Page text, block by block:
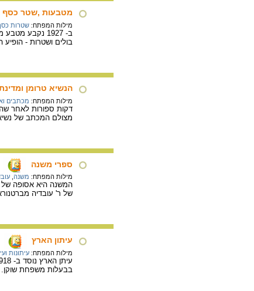
מטבעות ,שטר כסף
מילות המפתח: שטרות
ב- 1927 נקבע
בולים ושטרות -
הנשיא טרומן
מילות המפתח: מכתבים
דקות ספורות לאחר
מצולם המכתב של נשיא ארה"ב הארי טרומן
ספרי משנה
מילות המפתח: משנה
המשנה היא אסופה של
של ר' עובדיה
עיתון הארץ
מילות המפתח: עיתונות
בבעלות משפחת שוקן.